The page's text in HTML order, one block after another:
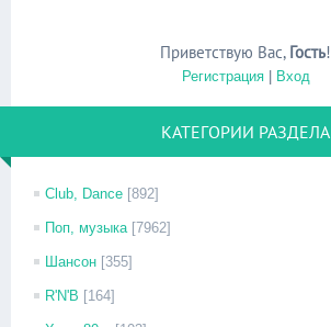
Приветствую Вас, Гость!
Регистрация| Вход
КАТЕГОРИИ РАЗДЕЛА
Club, Dance [892]
Поп, музыка [7962]
Шансон [355]
R'N'B [164]